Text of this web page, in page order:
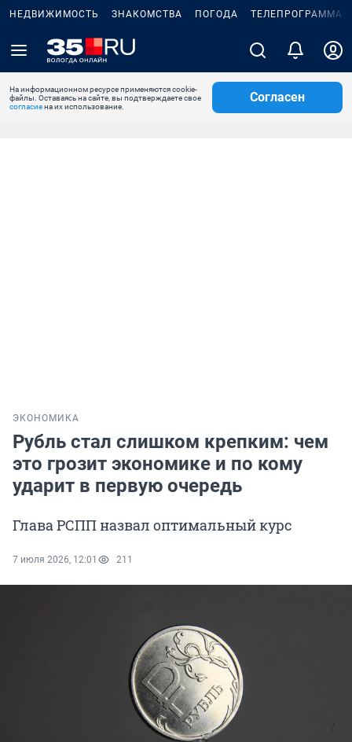
НЕДВИЖИМОСТЬ ЗНАКОМСТВА ПОГОДА ТЕЛЕПРОГРАММА
На информационном ресурсе применяются cookie-
файлы. Оставаясь на сайте, вы подтверждаете свое
согласиена их использование.
Согласен
ЭКОНОМИКА
Рубль стал слишком крепким: чем
это грозит экономике и по кому
ударит в первую очередь
Глава РСПП назвал оптимальный курс
7 июля 2026, 12:01 211